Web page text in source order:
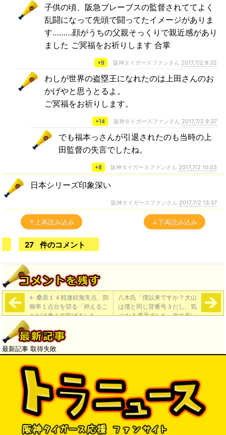
子供の頃、阪急ブレーブスの監督されててよく
乱闘になって先頭で闘ってたイメージがありま
す………顔がうちの父親そっくりで親近感があり
ました ご冥福をお祈りします 合掌
+9 阪神タイガースファンさん 2017,7/2 9:32
わしが世界の盗塁王になれたのは上田さんのお
かげやと思うとるよ。
ご冥福をお祈りします。
+14 阪神タイガースファンさん 2017,7/2 9:37
でも福本っさんが引退されたのも当時の上
田監督の失言でしたね。
+8 阪神タイガースファンさん 2017,7/2 10:03
日本シリーズ印象深い
阪神タイガースファンさん 2017,7/2 13:37
↑上再読み込み ↓下再読み込み
27 件のコメント
← 桑原１４戦連続無失点、防
御率１点台を切る「抑えるこ
とだけ考えて投げました」
八木氏「僕以来ですか？大山
は僕と同じ背番号３だし、気
になる選手でした…息の長い
最新記事 取得失敗